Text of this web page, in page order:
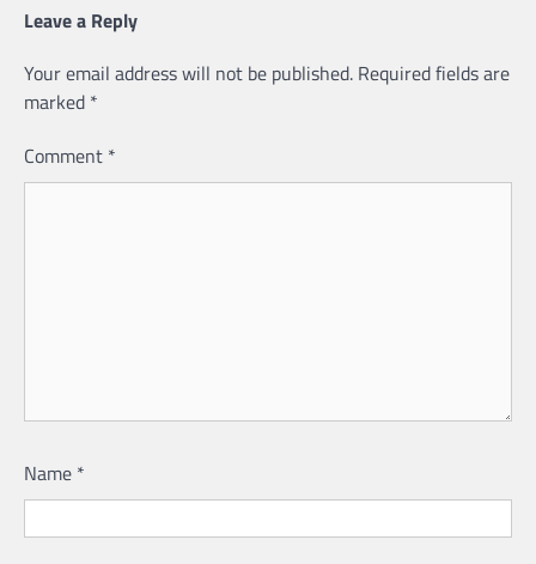
Leave a Reply
Your email address will not be published. Required fields are
marked *
Comment *
Name *